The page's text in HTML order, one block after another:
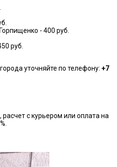
- 400 руб.
руб.
уточняйте по телефону: +7
с курьером или оплата на